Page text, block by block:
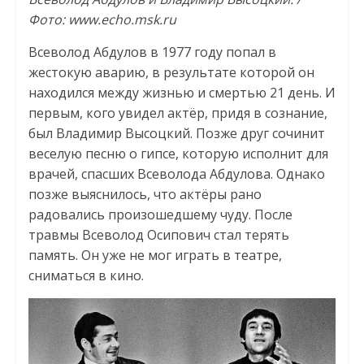
Фото: www.echo.msk.ru
Всеволод Абдулов в 1977 году попал в
жестокую аварию, в результате которой он
находился между жизнью и смертью 21 день. И
первым, кого увидел актёр, придя в сознание,
был Владимир Высоцкий. Позже друг сочинит
веселую песню о гипсе, которую исполнит для
врачей, спасших Всеволода Абдулова. Однако
позже выяснилось, что актёры рано
радовались произошедшему чуду. После
травмы Всеволод Осипович стал терять
память. Он уже не мог играть в театре,
сниматься в кино.